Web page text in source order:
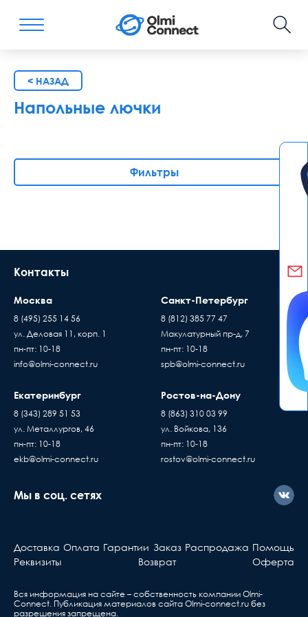
< НАЗАД
Напольные лючки
Фильтры
Контакты
Москва
8 (495) 255 14 56
ул. Деловая 11, корп. 1
пн-пт: 10-18
info@olmi-connect.ru
Санкт-Петербург
8 (812) 385 77 47
Макулатурный пр-д, 7
пн-пт: 10-18
spb@olmi-connect.ru
Екатеринбург
8 (343) 289 51 53
ул. Металлургов, 46
пн-пт: 10-18
ekb@olmi-connect.ru
Ростов-на-Дону
8 (863) 310 03 99
ул. Войкова, 136
пн-пт: 10-18
rostov@olmi-connect.ru
Мы в соц. сетях
Доставка Оплата Гарантии Заказ Распродажа Помощь
Реквизиты
Возврат Оферта
Вся информация на сайте – собственность компании Olmi-
Сonnect. Публикация материалов сайта Olmi-connect.ru без
разрешения запрещена.